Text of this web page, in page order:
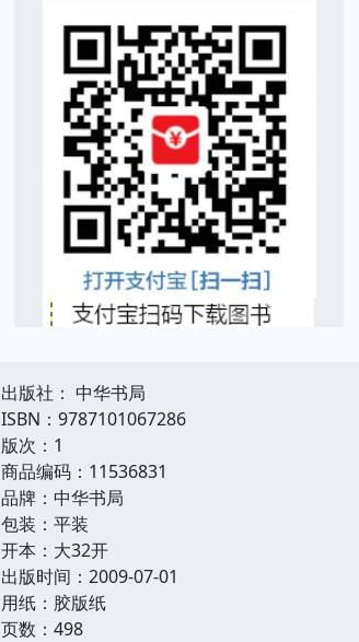
出版社： 中华书局
ISBN：9787101067286
版次：1
商品编码：11536831
品牌：中华书局
包装：平装
开本：大32开
出版时间：2009-07-01
用纸：胶版纸
页数：498